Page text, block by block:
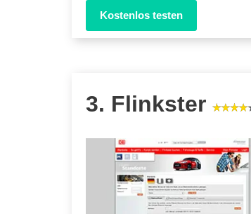
Kostenlos testen
3. Flinkster